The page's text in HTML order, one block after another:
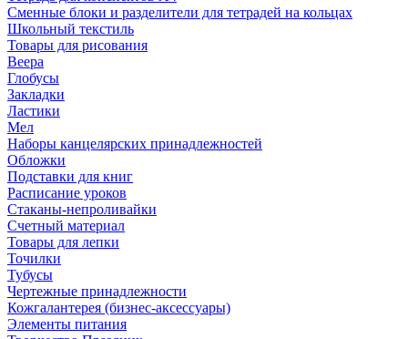
Сменные блоки и разделители для тетрадей на кольцах
Школьный текстиль
Товары для рисования
Веера
Глобусы
Закладки
Ластики
Мел
Наборы канцелярских принадлежностей
Обложки
Подставки для книг
Расписание уроков
Стаканы-непроливайки
Счетный материал
Товары для лепки
Точилки
Тубусы
Чертежные принадлежности
Кожгалантерея (бизнес-аксессуары)
Элементы питания